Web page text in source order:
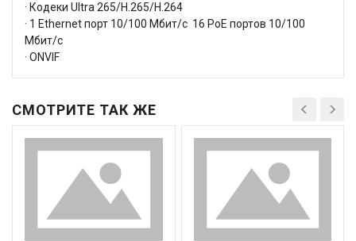
· Кодеки Ultra 265/H.265/H.264
· 1 Ethernet порт 10/100 Мбит/с 16 РоЕ портов 10/100
Мбит/с
· ONVIF
СМОТРИТЕ ТАК ЖЕ